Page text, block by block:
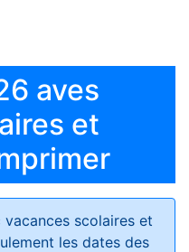
aves
et
scolaires et
les dates des